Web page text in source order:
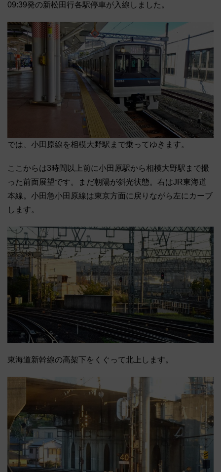
09:39発の新松田行各駅停車が入線しました。
では、小田原線を相模大野駅まで乗ってゆきます。
ここからは3時間以上前に小田原駅から相模大野駅まで撮
った前面展望です。まだ朝陽が斜光状態。右はJR東海道
本線。小田急小田原線は東京方面に戻りながら左にカーブ
します。
東海道新幹線の高架下をくぐって北上します。